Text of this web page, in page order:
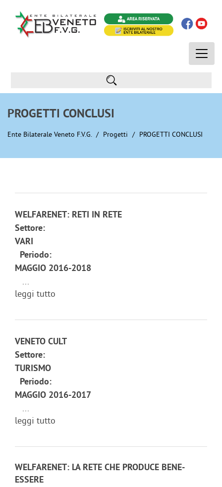
Toggle
PROGETTI CONCLUSI
Ente Bilaterale Veneto F.V.G. Progetti PROGETTI CONCLUSI
WELFARENET: RETI IN RETE
Settore:
VARI
Periodo:
MAGGIO 2016-2018
...
leggi tutto
VENETO CULT
Settore:
TURISMO
Periodo:
MAGGIO 2016-2017
...
leggi tutto
WELFARENET: LA RETE CHE PRODUCE BENE-
ESSERE